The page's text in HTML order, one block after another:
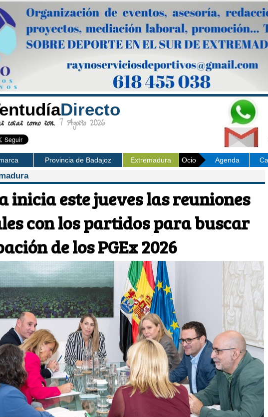
Directo
cosas como son. 7 Agosto 2026
Provincia de Badajoz Extremadura Ocio Agenda
inicia este jueves las reuniones
con los partidos para buscar
de los PGEx 2026